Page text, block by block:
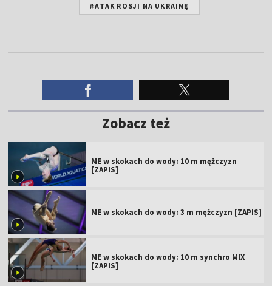
#ATAK ROSJI NA UKRAINĘ
Zobacz też
ME w skokach do wody: 10 m mężczyzn
[ZAPIS]
ME w skokach do wody: 3 m mężczyzn [ZAPIS]
ME w skokach do wody: 10 m synchro MIX
[ZAPIS]